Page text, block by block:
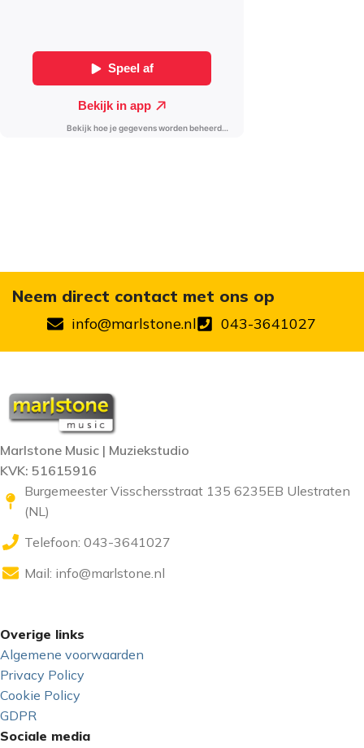
Neem direct contact met ons op
info@marlstone.nl 043-3641027
Marlstone Music | Muziekstudio
KVK: 51615916
Burgemeester Visschersstraat 135 6235EB Ulestraten
(NL)
Telefoon: 043-3641027
Mail: info@marlstone.nl
Overige links
Algemene voorwaarden
Privacy Policy
Cookie Policy
GDPR
Sociale media